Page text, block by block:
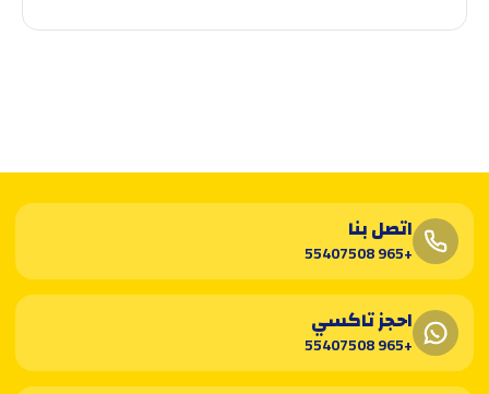
اتصل بنا
+965 55407508
احجز تاكسي
+965 55407508